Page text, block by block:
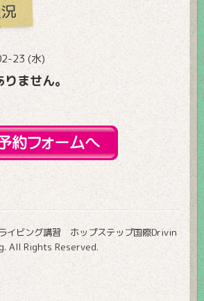
23 (水)
ません。
イビング講習 ホップステップ国際Drivin
g. All Rights Reserved.